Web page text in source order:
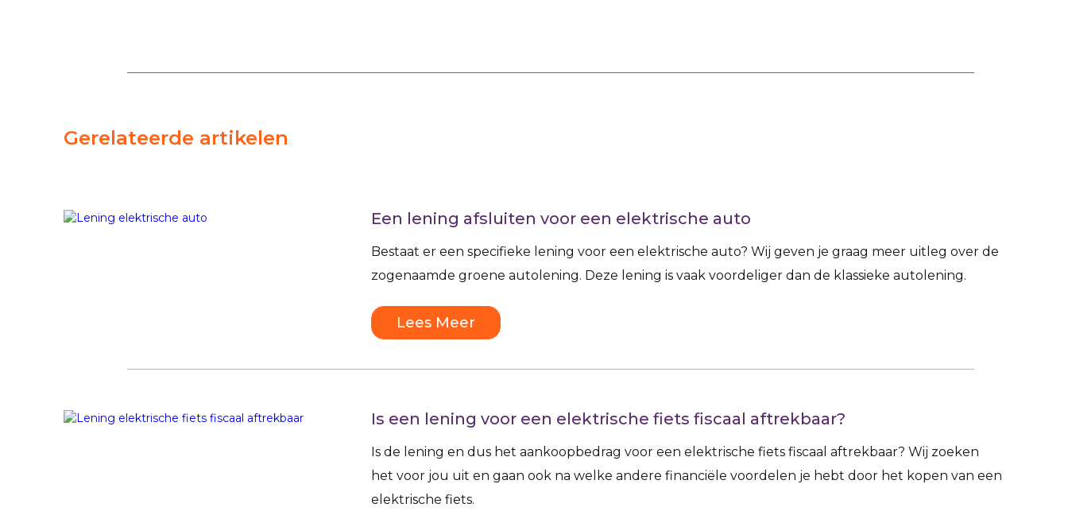
Gerelateerde artikelen
Een lening afsluiten voor een elektrische auto
Bestaat er een specifieke lening voor een elektrische auto? Wij geven je graag meer uitleg over de
zogenaamde groene autolening. Deze lening is vaak voordeliger dan de klassieke autolening.
Lees Meer
Is een lening voor een elektrische fiets fiscaal aftrekbaar?
Is de lening en dus het aankoopbedrag voor een elektrische fiets fiscaal aftrekbaar? Wij zoeken
het voor jou uit en gaan ook na welke andere financiële voordelen je hebt door het kopen van een
elektrische fiets.